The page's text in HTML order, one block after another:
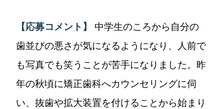
【応募コメント】
中学生のころから自分の
歯並びの悪さが気になるようになり、人前で
も写真でも笑うことが苦手になりました。昨
年の秋頃に矯正歯科へカウンセリングに伺
い、抜歯や拡大装置を付けることから始まり